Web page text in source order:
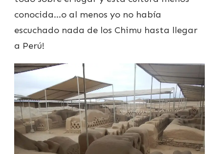
conocida…o al menos yo no había
escuchado nada de los Chimu hasta llegar
a Perú!